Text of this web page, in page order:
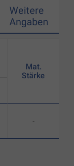
Weitere
Angaben
Mat.
Stärke
-